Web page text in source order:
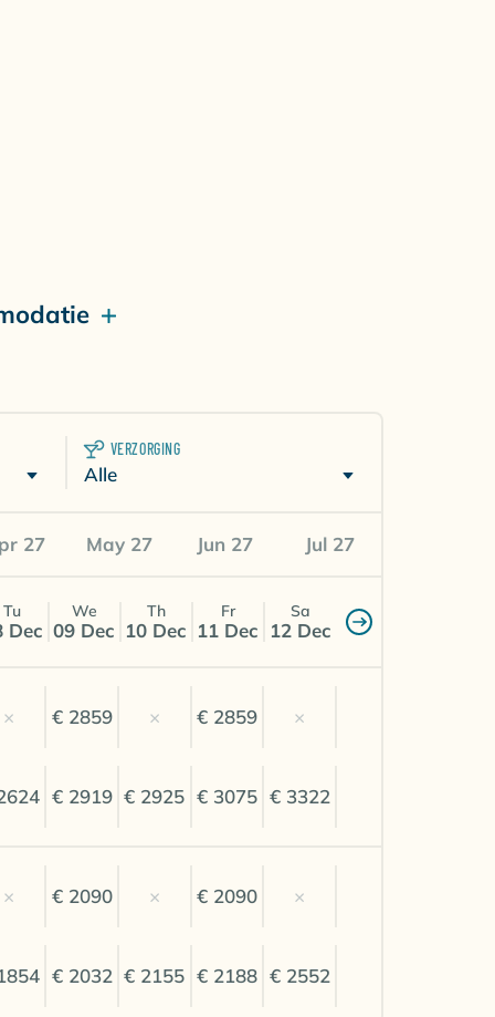
VERZORGING
Alle
27 May 27 Jun 27 Jul 27
Tu
Dec
We
09 Dec
Th
10 Dec
Fr
11 Dec
Sa
12 Dec
× € 2859 × € 2859 ×
€ 2919 € 2925 € 3075 € 3322
× € 2090 × € 2090 ×
€ 2032 € 2155 € 2188 € 2552